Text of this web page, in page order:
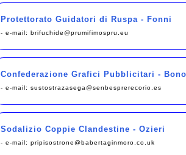
Protettorato Guidatori di Ruspa - Fonni
- e-mail: brifuchide@prumifimospru.eu
Confederazione Grafici Pubblicitari - Bono
- e-mail: sustostrazasega@senbesprerecorio.es
Sodalizio Coppie Clandestine - Ozieri
- e-mail: pripisostrone@babertaginmoro.co.uk